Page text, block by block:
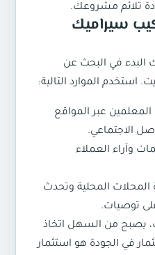
تلائم مشروعك.
سيراميك
البدء في البحث عن
استخدم الموارد التالية:
عبر المواقع
الاجتماعي.
وآراء العملاء
المحلات المحلية وتحدث
توصيات.
يصبح من السهل اتخاذ
في الجودة هو استثمار